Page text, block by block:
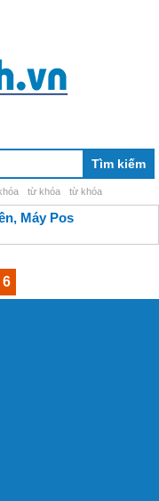
từ khóa từ khóa
Máy Pos
6